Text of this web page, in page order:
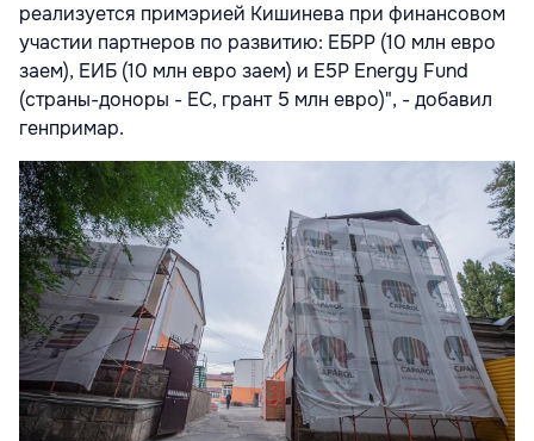
реализуется примэрией Кишинева при финансовом
участии партнеров по развитию: ЕБРР (10 млн евро
заем), ЕИБ (10 млн евро заем) и E5P Energy Fund
(страны-доноры - ЕС, грант 5 млн евро)", - добавил
генпримар.